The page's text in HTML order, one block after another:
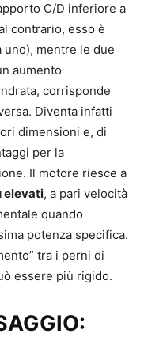
C/D inferiore a
contrario, esso è
mentre le due
aumento
corrisponde
Diventa infatti
dimensioni e, di
per la
Il motore riesce a
elevati, a pari velocità
quando
potenza specifica.
tra i perni di
essere più rigido.